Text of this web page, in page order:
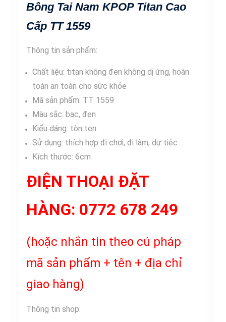
Bông Tai Nam KPOP Titan Cao
Cấp TT 1559
Thông tin sản phẩm:
Chất liệu: titan không đen không dị ứng, hoàn
toàn an toàn cho sức khỏe
Mã sản phẩm: TT 1559
Màu sắc: bạc, đen
Kiểu dáng: tòn ten
Sử dụng: thích hợp đi chơi, đi làm, dự tiệc
Kích thước: 6cm
ĐIỆN THOẠI ĐẶT
HÀNG: 0772 678 249
(hoặc nhắn tin theo cú pháp
mã sản phẩm + tên + địa chỉ
giao hàng)
Thông tin shop: